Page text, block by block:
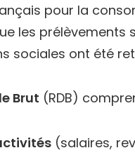
pour la
les prélèvements
sociales ont été
Brut (RDB)
(salaires,